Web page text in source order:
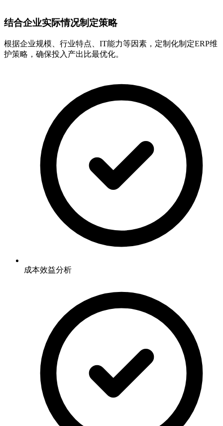
结合企业实际情况制定策略
根据企业规模、行业特点、IT能力等因素，定制化制定ERP维
护策略，确保投入产出比最优化。
成本效益分析